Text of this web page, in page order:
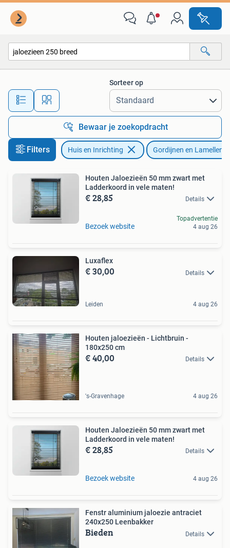
Alle afstanden…
Sorteer op
Bewaar je zoekopdracht
Filters Huis en Inrichting Gordijnen en Lamellen
Houten Jaloezieën 50 mm zwart met
Ladderkoord in vele maten!
€ 28,85 Details
Bezoek website
Topadvertentie
4 aug 26
Luxaflex
€ 30,00 Details
Leiden 4 aug 26
Houten jaloezieën - Lichtbruin -
180x250 cm
€ 40,00 Details
's-Gravenhage 4 aug 26
Houten Jaloezieën 50 mm zwart met
Ladderkoord in vele maten!
€ 28,85 Details
Bezoek website 4 aug 26
Fenstr aluminium jaloezie antraciet
240x250 Leenbakker
Bieden Details